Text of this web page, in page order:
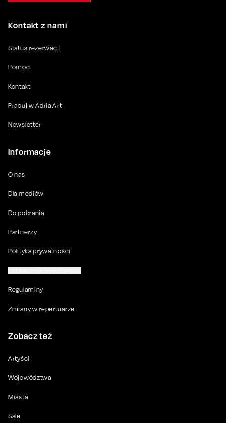
Kontakt z nami
Status rezerwacji
Pomoc
Kontakt
Pracuj w Adria Art
Newsletter
Informacje
O nas
Dla mediów
Do pobrania
Partnerzy
Polityka prywatności
Regulaminy
Zmiany w repertuarze
Zobacz też
Artyści
Województwa
Miasta
Sale